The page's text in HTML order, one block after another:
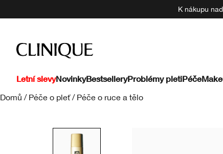
K nákupu
Letní slevyNovinkyBestselleryProblémy pletiPéče
Domů / Péče o pleť / Péče o ruce a tělo